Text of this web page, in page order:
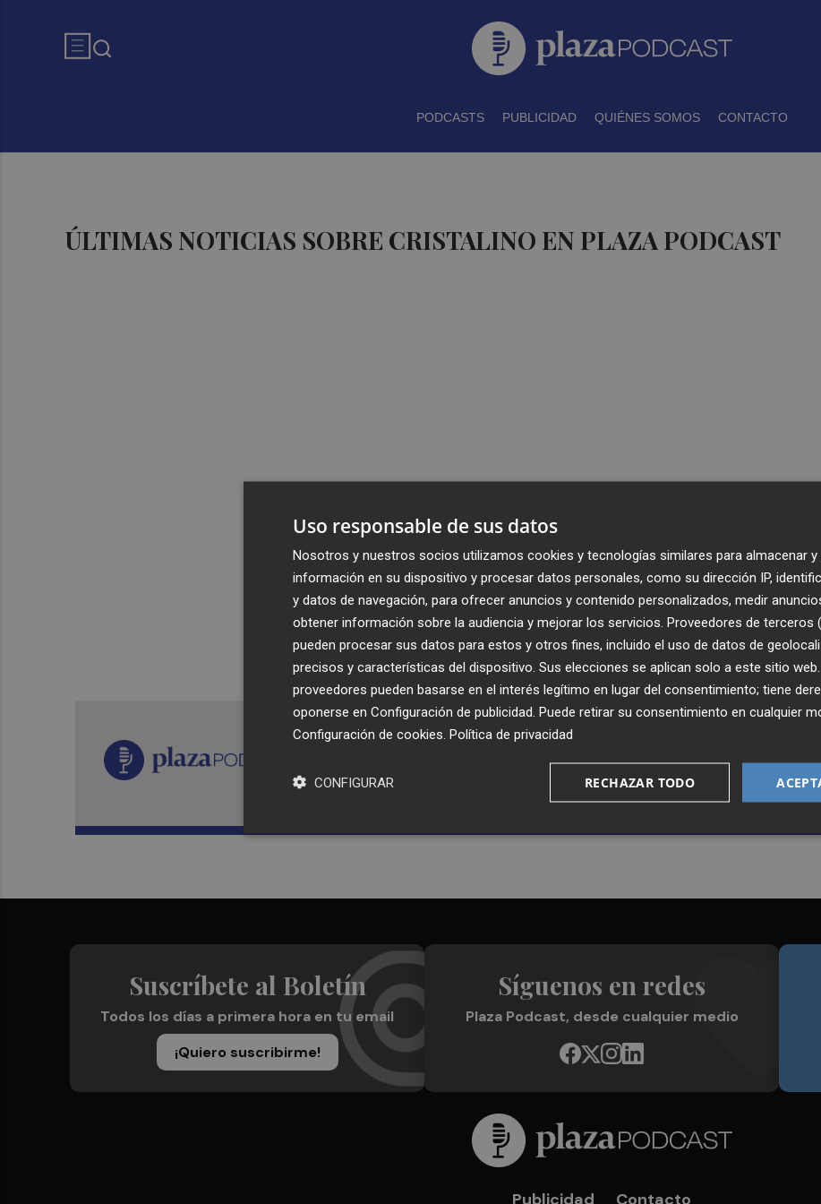
PODCASTS PUBLICIDAD QUIÉNES SOMOS CONTACTO
ÚLTIMAS NOTICIAS SOBRE CRISTALINO EN PLAZA PODCAST
Recibe toda la actualidad de
Plaza Podcast en tu correo
Suscríbete al Boletín
Todos los días a primera hora en tu email
¡Quiero suscribirme!
Síguenos en redes
Plaza Podcast, desde cualquier medio
Publicidad Contacto
Uso responsable de sus datos
Nosotros y nuestros socios utilizamos cookies y tecnologías similares para almacenar y
información en su dispositivo y procesar datos personales, como su dirección IP,
y datos de navegación, para ofrecer anuncios y contenido personalizados, medir
obtener información sobre la audiencia y mejorar los servicios. Proveedores de terceros
pueden procesar sus datos para estos y otros fines, incluido el uso de datos de
precisos y características del dispositivo. Sus elecciones se aplican solo a este sitio
proveedores pueden basarse en el interés legítimo en lugar del consentimiento; tiene
oponerse en Configuración de publicidad . Puede retirar su consentimiento en cualquier
Configuración de cookies Política de privacidad
RECHAZAR TODO
CONFIGURAR